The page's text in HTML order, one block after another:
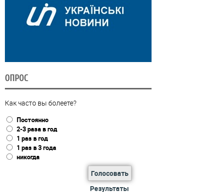
ОПРОС
Как часто вы болеете?
Постоянно
2-3 раза в год
1 раз в год
1 раз в 3 года
никогда
Голосовать
Результаты